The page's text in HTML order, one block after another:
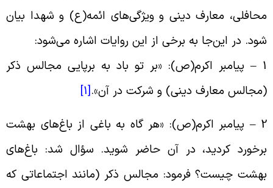
معارف دینی و ویژگی‌های ائمه(ع) و شهدا بیان
در این‌جا به برخی از این روایات اشاره می‌شود:
پیامبر اکرم(ص): «بر تو باد به برپایی مجالس ذکر
معارف دینی) و شرکت در آن».
[1]
پیامبر اکرم(ص): «هر گاه به باغی از باغ‌های بهشت
کردید، در آن حاضر شوید. سؤال شد: باغ‌های
چیست؟ فرمود: مجالس ذکر (مانند اجتماعاتی که